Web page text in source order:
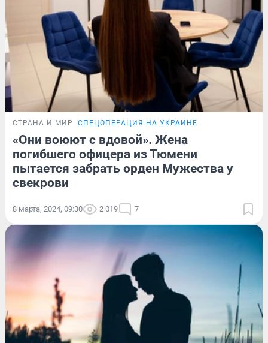
СТРАНА И МИР СПЕЦОПЕРАЦИЯ НА УКРАИНЕ
«Они воюют с вдовой». Жена
погибшего офицера из Тюмени
пытается забрать орден Мужества у
свекрови
8 марта, 2024, 09:30 2 019 7